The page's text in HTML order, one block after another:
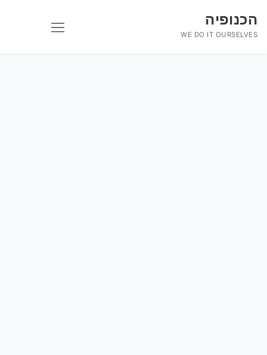
לתוכןהכנופיה
WE DO IT OURSELVES